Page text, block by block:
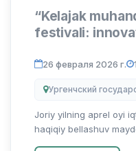
“Kelajak
festivali:
26 февраля 2026 г.
Ургенчский
Joriy yilning aprel oyi
haqiqiy bellashuv